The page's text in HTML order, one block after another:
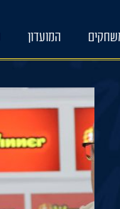
המועדון